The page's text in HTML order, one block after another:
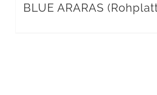
BLUE ARARAS